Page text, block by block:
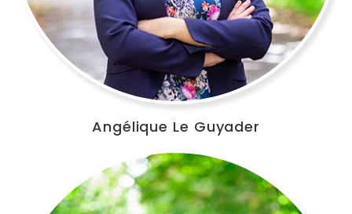
Angélique Le Guyader